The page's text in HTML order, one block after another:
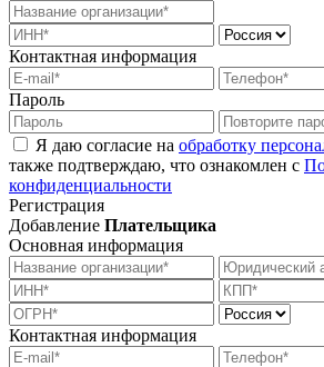
Контактная информация
Пароль
Я даю согласие на обработку
также подтверждаю, что ознакомлен с
конфиденциальности
Регистрация
Добавление Плательщика
Основная информация
Контактная информация